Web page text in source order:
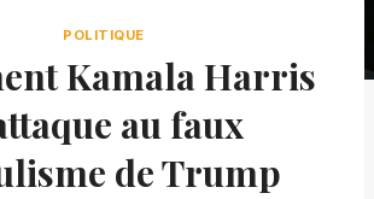
POLITIQUE
Kamala Harris
au faux
de Trump